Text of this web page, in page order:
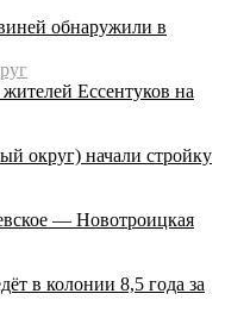
обнаружили в
Ессентуков на
округ) начали стройку
— Новотроицкая
в колонии 8,5 года за